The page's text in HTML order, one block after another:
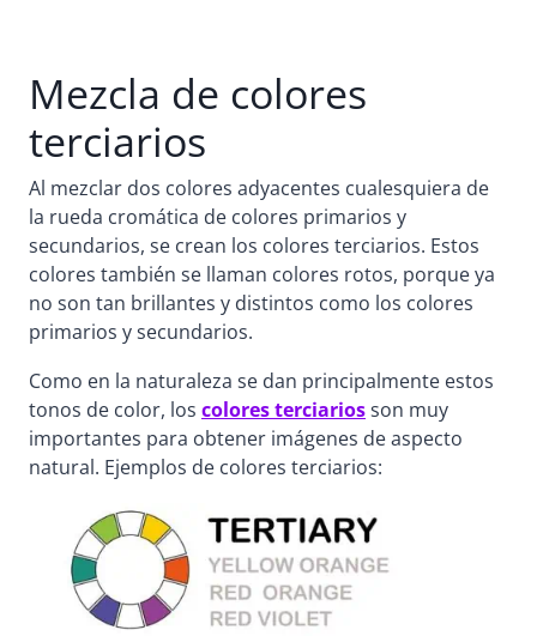
Mezcla de colores
terciarios
Al mezclar dos colores adyacentes cualesquiera de
la rueda cromática de colores primarios y
secundarios, se crean los colores terciarios. Estos
colores también se llaman colores rotos, porque ya
no son tan brillantes y distintos como los colores
primarios y secundarios.
Como en la naturaleza se dan principalmente estos
tonos de color, los colores terciariosson muy
importantes para obtener imágenes de aspecto
natural. Ejemplos de colores terciarios: